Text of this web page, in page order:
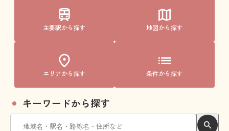
主要駅から探す 地図から探す
エリアから探す 条件から探す
キーワードから探す